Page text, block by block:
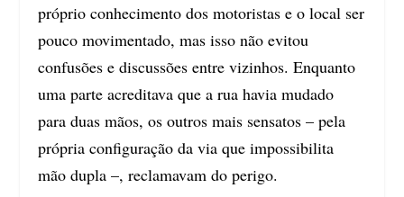
próprio conhecimento dos motoristas e o local ser
pouco movimentado, mas isso não evitou
confusões e discussões entre vizinhos. Enquanto
uma parte acreditava que a rua havia mudado
para duas mãos, os outros mais sensatos – pela
própria configuração da via que impossibilita
mão dupla –, reclamavam do perigo.